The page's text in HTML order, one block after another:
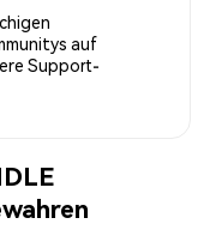
auf
Support-